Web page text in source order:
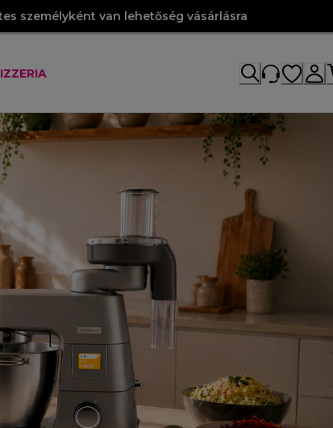
személyként van lehetőség vásárlásra